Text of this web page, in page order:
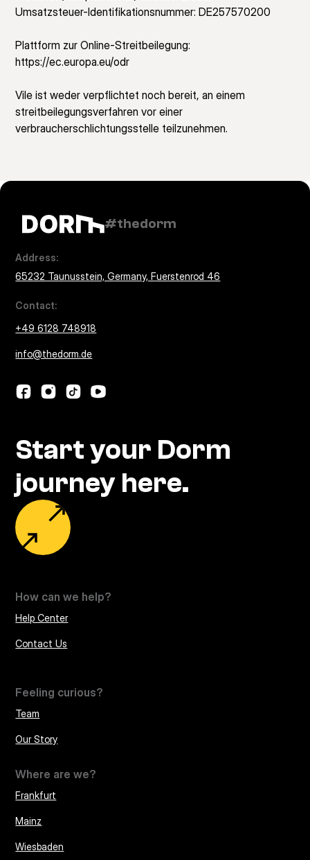
Umsatzsteuer-Identifikationsnummer: DE257570200
Plattform zur Online-Streitbeilegung:
https://ec.europa.eu/odr
Vile ist weder verpflichtet noch bereit, an einem
streitbeilegungsverfahren vor einer
verbraucherschlichtungsstelle teilzunehmen.
#thedorm
Address:
65232 Taunusstein, Germany, Fuerstenrod 46
Contact:
+49 6128 748918
info@thedorm.de
Start your Dorm
journey here.
How can we help?
Help Center
Contact Us
Feeling curious?
Team
Our Story
Where are we?
Frankfurt
Mainz
Wiesbaden